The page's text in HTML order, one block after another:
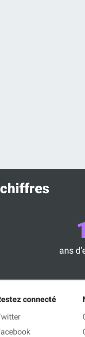
chiffres
ans
connecté